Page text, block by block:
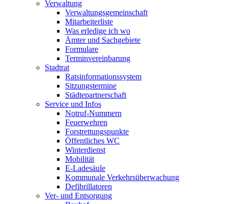
Verwaltung
Verwaltungsgemeinschaft
Mitarbeiterliste
Was erledige ich wo
Ämter und Sachgebiete
Formulare
Terminvereinbarung
Stadtrat
Ratsinformationssystem
Sitzungstermine
Städtepartnerschaft
Service und Infos
Notruf-Nummern
Feuerwehren
Forstrettungspunkte
Öffentliches WC
Winterdienst
Mobilität
E-Ladesäule
Kommunale Verkehrsüberwachung
Defibrillatoren
Ver- und Entsorgung